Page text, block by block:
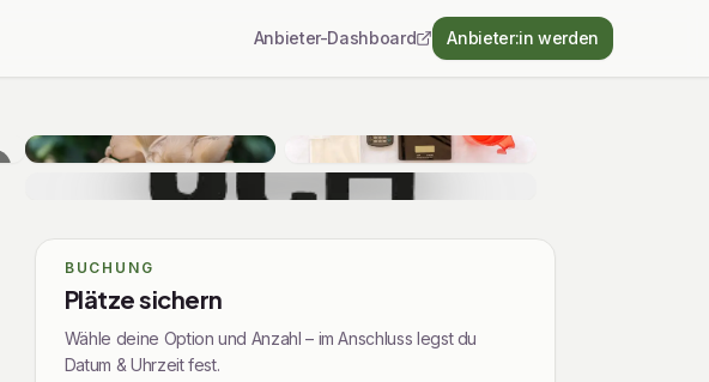
Anbieter-Dashboard Anbieter:in werden
BUCHUNG
Plätze sichern
Wähle deine Option und Anzahl – im Anschluss legst du
Datum & Uhrzeit fest.